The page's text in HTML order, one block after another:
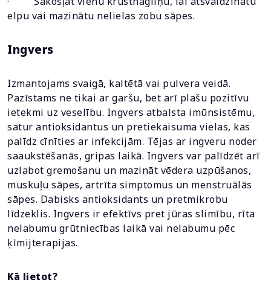
elpu vai mazinātu nelielas zobu sāpes.
Ingvers
Izmantojams svaigā, kaltētā vai pulvera veidā.
Pazīstams ne tikai ar garšu, bet arī plašu pozitīvu
ietekmi uz veselību. Ingvers atbalsta imūnsistēmu,
satur antioksidantus un pretiekaisuma vielas, kas
palīdz cīnīties ar infekcijām. Tējas ar ingveru noder
saaukstēšanās, gripas laikā. Ingvers var palīdzēt arī
uzlabot gremošanu un mazināt vēdera uzpūšanos,
muskuļu sāpes, artrīta simptomus un menstruālās
sāpes. Dabisks antioksidants un pretmikrobu
līdzeklis. Ingvers ir efektīvs pret jūras slimību, rīta
nelabumu grūtniecības laikā vai nelabumu pēc
ķīmijterapijas.
Kā lietot?